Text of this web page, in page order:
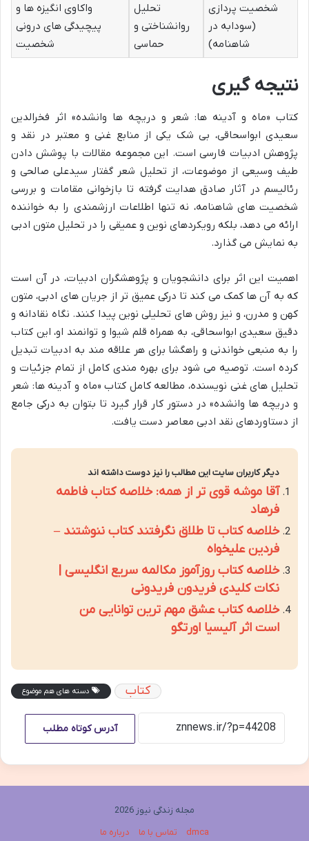
شخصیت پردازی
(سودابه در
شاهنامه)
تحلیل
روانشناختی و
حماسی
واکاوی انگیزه ها و
پیچیدگی های درونی
شخصیت
نتیجه گیری
کتاب «ماه و آدینه ها: شعر و دریچه ها وانشده» اثر فخرالدین
سعیدی ابواسحاقی، بی شک یکی از منابع غنی و معتبر در نقد و
پژوهش ادبیات فارسی است. این مجموعه مقالات با پوشش دادن
طیف وسیعی از موضوعات، از تحلیل شعر گفتار سیدعلی صالحی و
رئالیسم در آثار صادق هدایت گرفته تا بازخوانی مقامات و بررسی
شخصیت های شاهنامه، نه تنها اطلاعات ارزشمندی را به خواننده
ارائه می دهد، بلکه رویکردهای نوین و عمیقی را در تحلیل متون ادبی
به نمایش می گذارد.
اهمیت این اثر برای دانشجویان و پژوهشگران ادبیات، در آن است
که به آن ها کمک می کند تا درکی عمیق تر از جریان های ادبی، متون
کهن و مدرن، و نیز روش های تحلیلی نوین پیدا کنند. نگاه نقادانه و
دقیق سعیدی ابواسحاقی، به همراه قلم شیوا و توانمند او، این کتاب
را به منبعی خواندنی و راهگشا برای هر علاقه مند به ادبیات تبدیل
کرده است. توصیه می شود برای بهره مندی کامل از تمام جزئیات و
تحلیل های غنی نویسنده، مطالعه کامل کتاب «ماه و آدینه ها: شعر
و دریچه ها وانشده» در دستور کار قرار گیرد تا بتوان به درکی جامع
از دستاوردهای نقد ادبی معاصر دست یافت.
دیگر کاربران سایت این مطالب را نیز دوست داشته اند
آقا موشه قوی تر از همه: خلاصه کتاب فاطمه
فرهاد
خلاصه کتاب تا طلاق نگرفتند کتاب ننوشتند –
فردین علیخواه
خلاصه کتاب روزآموز مکالمه سریع انگلیسی |
نکات کلیدی فریدون فریدونی
خلاصه کتاب عشق مهم ترین توانایی من
است اثر آلیسیا اورتگو
دسته های هم موضوع کتاب
آدرس کوتاه مطلب
مجله زندگی نیوز 2026
dmca
تماس با ما درباره ما